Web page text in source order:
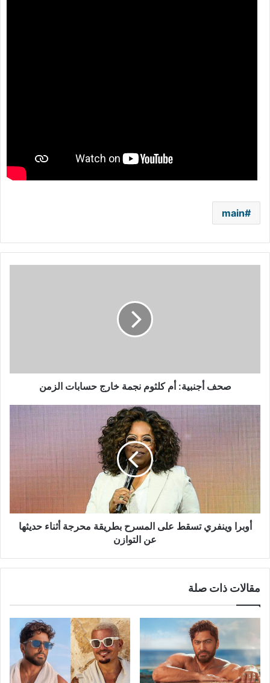
main
صحف أجنبية: أم كلثوم نجمة خارج حسابات الزمن
وينفري
تسقط
على
المسرح
بطريقة
محرجة
حديثها
عنأوبرا وينفري تسقط على المسرح بطريقة محرجة أثناء حديثها
عن التوازن
مقالات ذات صلة